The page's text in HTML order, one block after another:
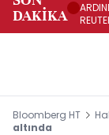
DAKİKA
Bloomberg HT
altında